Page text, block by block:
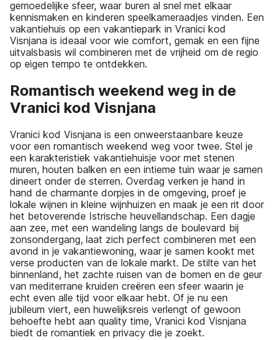
gemoedelijke sfeer, waar buren al snel met elkaar
kennismaken en kinderen speelkameraadjes vinden. Een
vakantiehuis op een vakantiepark in Vranici kod
Visnjana is ideaal voor wie comfort, gemak en een fijne
uitvalsbasis wil combineren met de vrijheid om de regio
op eigen tempo te ontdekken.
Romantisch weekend weg in de
Vranici kod Visnjana
Vranici kod Visnjana is een onweerstaanbare keuze
voor een romantisch weekend weg voor twee. Stel je
een karakteristiek vakantiehuisje voor met stenen
muren, houten balken en een intieme tuin waar je samen
dineert onder de sterren. Overdag verken je hand in
hand de charmante dorpjes in de omgeving, proef je
lokale wijnen in kleine wijnhuizen en maak je een rit door
het betoverende Istrische heuvellandschap. Een dagje
aan zee, met een wandeling langs de boulevard bij
zonsondergang, laat zich perfect combineren met een
avond in je vakantiewoning, waar je samen kookt met
verse producten van de lokale markt. De stilte van het
binnenland, het zachte ruisen van de bomen en de geur
van mediterrane kruiden creëren een sfeer waarin je
echt even alle tijd voor elkaar hebt. Of je nu een
jubileum viert, een huwelijksreis verlengt of gewoon
behoefte hebt aan quality time, Vranici kod Visnjana
biedt de romantiek en privacy die je zoekt.